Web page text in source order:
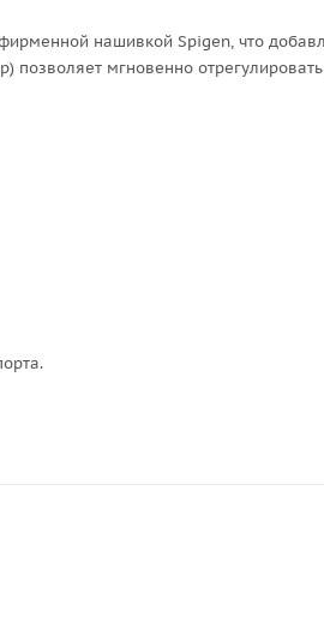
нашивкой Spigen, что
позволяет мгновенно